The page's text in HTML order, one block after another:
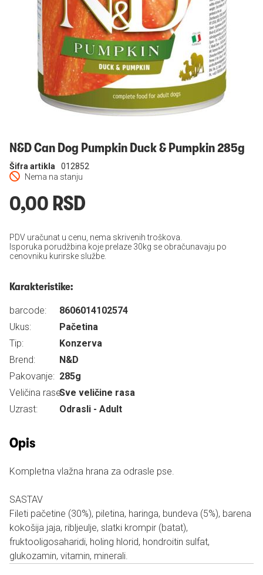
N&D Can Dog Pumpkin Duck & Pumpkin 285g
Nema na stanju
Šifra artikla 012852
0,00 RSD
PDV uračunat u cenu, nema skrivenih troškova.
Isporuka porudžbina koje prelaze 30kg se obračunavaju po
cenovniku kurirske službe.
Karakteristike:
barcode:
8606014102574
Ukus:
Pačetina
Tip:
Konzerva
Brend:
N&D
Pakovanje: 285g
Veličina rase:Sve veličine rasa
Uzrast:
Odrasli - Adult
Opis
Kompletna vlažna hrana za odrasle pse.
SASTAV
Fileti pačetine (30%), piletina, haringa, bundeva (5%), barena
kokošija jaja, ribljeulje, slatki krompir (batat),
fruktooligosaharidi, holing hlorid, hondroitin sulfat,
glukozamin, vitamin, minerali.